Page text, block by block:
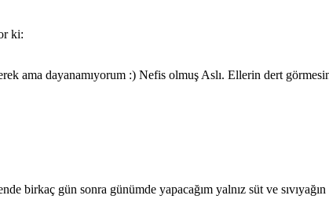
ki:
ama dayanamıyorum :) Nefis olmuş Aslı. Ellerin dert
birkaç gün sonra günümde yapacağım yalnız süt ve